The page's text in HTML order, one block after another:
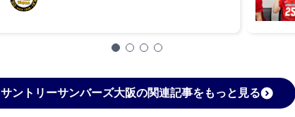
サントリーサンバーズ大阪の関連記事をもっと見る